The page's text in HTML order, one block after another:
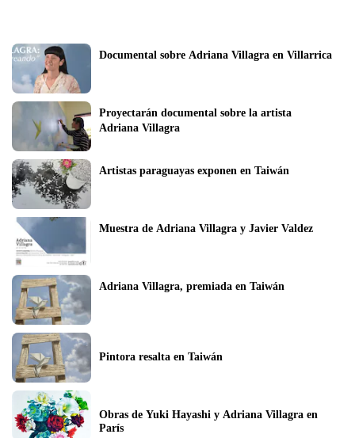
Documental sobre Adriana Villagra en Villarrica
Proyectarán documental sobre la artista
Adriana Villagra
Artistas paraguayas exponen en Taiwán
Muestra de Adriana Villagra y Javier Valdez
Adriana Villagra, premiada en Taiwán
Pintora resalta en Taiwán
Obras de Yuki Hayashi y Adriana Villagra en
París